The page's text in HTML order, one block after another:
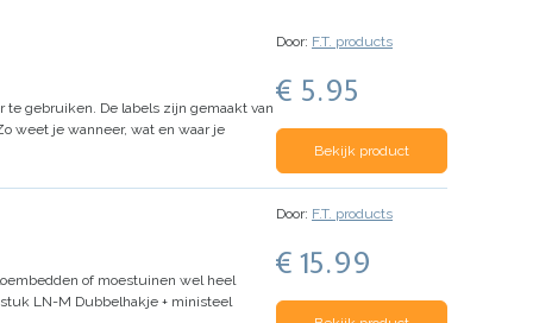
te gebruiken. De labels zijn gemaakt van
weet je wanneer, wat en waar je
Door: F.T. products
€ 5.95
Bekijk product
of moestuinen wel heel
stuk LN-M Dubbelhakje + ministeel
Door: F.T. products
€ 15.99